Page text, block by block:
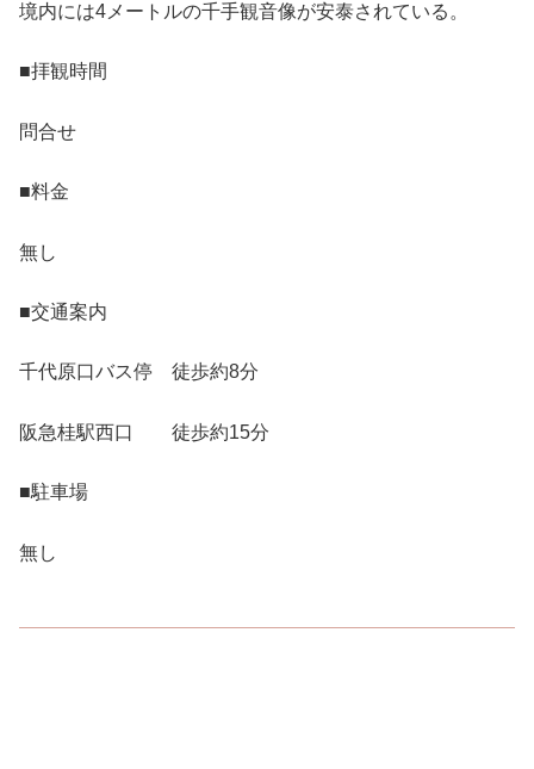
境内には4メートルの千手観音像が安泰されている。
■拝観時間
問合せ
■料金
無し
■交通案内
千代原口バス停 徒歩約8分
阪急桂駅西口 徒歩約15分
■駐車場
無し